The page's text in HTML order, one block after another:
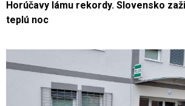
Horúčavy lámu rekordy. Slovensko
teplú noc